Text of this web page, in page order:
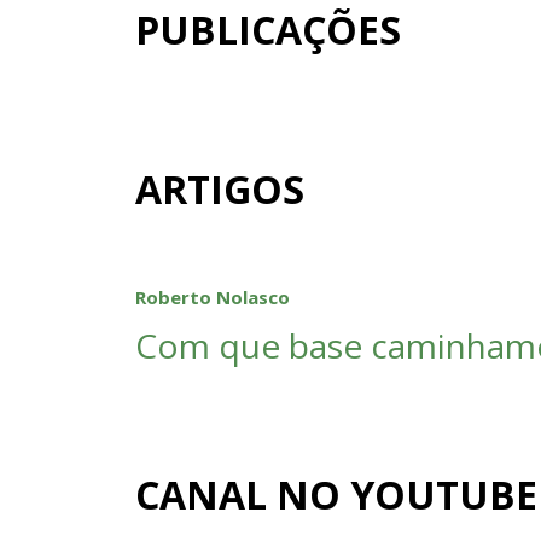
PUBLICAÇÕES
ARTIGOS
Roberto Nolasco
Com que base
CANAL NO YOUTUBE